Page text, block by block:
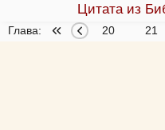
Глава:
18 19 20 21
Цитата из